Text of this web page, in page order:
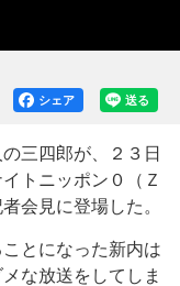
送る
シェア
三四郎が、２３日
トニッポン０（Ｚ
会見に登場した。
とになった新内は
な放送をしてしま